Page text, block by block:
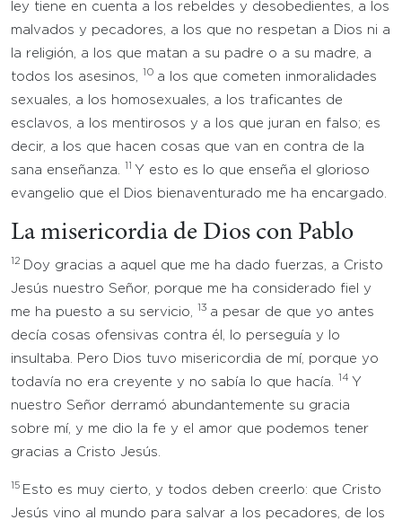
ley tiene en cuenta a los rebeldes y desobedientes, a los
malvados y pecadores, a los que no respetan a Dios ni a
la religión, a los que matan a su padre o a su madre, a
todos los asesinos,
10 a los que cometen inmoralidades
sexuales, a los homosexuales, a los traficantes de
esclavos, a los mentirosos y a los que juran en falso; es
decir, a los que hacen cosas que van en contra de la
sana enseñanza.
Y esto es lo que enseña el glorioso
evangelio que el Dios bienaventurado me ha encargado.
La misericordia de Dios con Pablo
12
Doy gracias a aquel que me ha dado fuerzas, a Cristo
Jesús nuestro Señor, porque me ha considerado fiel y
me ha puesto a su servicio,
13 a pesar de que yo antes
decía cosas ofensivas contra él, lo perseguía y lo
insultaba. Pero Dios tuvo misericordia de mí, porque yo
todavía no era creyente y no sabía lo que hacía.
14 Y
nuestro Señor derramó abundantemente su gracia
sobre mí, y me dio la fe y el amor que podemos tener
gracias a Cristo Jesús.
15 Esto es muy cierto, y todos deben creerlo: que Cristo
Jesús vino al mundo para salvar a los pecadores, de los